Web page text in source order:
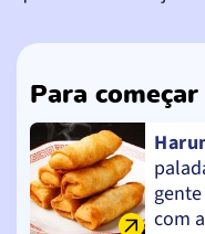
Para
com